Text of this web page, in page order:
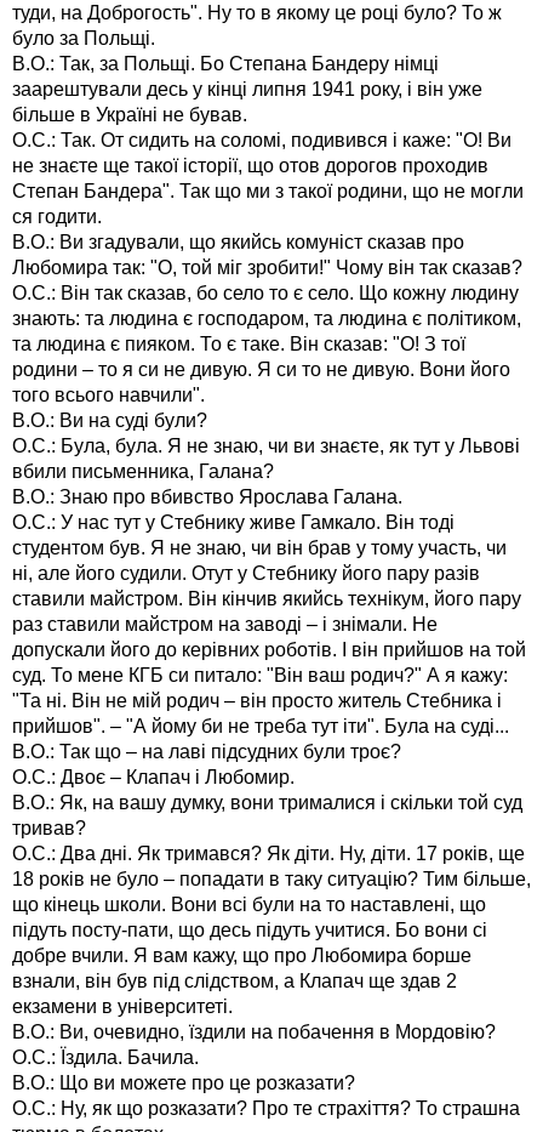
туди, на Доброгость". Ну то в якому це році було? То ж
було за Польщі.
В.О.: Так, за Польщі. Бо Степана Бандеру німці
заарештували десь у кінці липня 1941 року, і він уже
більше в Україні не бував.
О.С.: Так. От сидить на соломі, подивився і каже: "О! Ви
не знаєте ще такої історії, що отов дорогов проходив
Степан Бандера". Так що ми з такої родини, що не могли
ся годити.
В.О.: Ви згадували, що якийсь комуніст сказав про
Любомира так: "О, той міг зробити!" Чому він так сказав?
О.С.: Він так сказав, бо село то є село. Що кожну людину
знають: та людина є господаром, та людина є політиком,
та людина є пияком. То є таке. Він сказав: "О! З тої
родини – то я си не дивую. Я си то не дивую. Вони його
того всього навчили".
В.О.: Ви на суді були?
О.С.: Була, була. Я не знаю, чи ви знаєте, як тут у Львові
вбили письменника, Галана?
В.О.: Знаю про вбивство Ярослава Галана.
О.С.: У нас тут у Стебнику живе Гамкало. Він тоді
студентом був. Я не знаю, чи він брав у тому участь, чи
ні, але його судили. Отут у Стебнику його пару разів
ставили майстром. Він кінчив якийсь технікум, його пару
раз ставили майстром на заводі – і знімали. Не
допускали його до керівних роботів. І він прийшов на той
суд. То мене КГБ си питало: "Він ваш родич?" А я кажу:
"Та ні. Він не мій родич – він просто житель Стебника і
прийшов". – "А йому би не треба тут іти". Була на суді...
В.О.: Так що – на лаві підсудних були троє?
О.С.: Двоє – Клапач і Любомир.
В.О.: Як, на вашу думку, вони трималися і скільки той суд
тривав?
О.С.: Два дні. Як тримався? Як діти. Ну, діти. 17 років, ще
18 років не було – попадати в таку ситуацію? Тим більше,
що кінець школи. Вони всі були на то наставлені, що
підуть посту-пати, що десь підуть учитися. Бо вони сі
добре вчили. Я вам кажу, що про Любомира борше
взнали, він був під слідством, а Клапач ще здав 2
екзамени в університеті.
В.О.: Ви, очевидно, їздили на побачення в Мордовію?
О.С.: Їздила. Бачила.
В.О.: Що ви можете про це розказати?
О.С.: Ну, як що розказати? Про те страхіття? То страшна